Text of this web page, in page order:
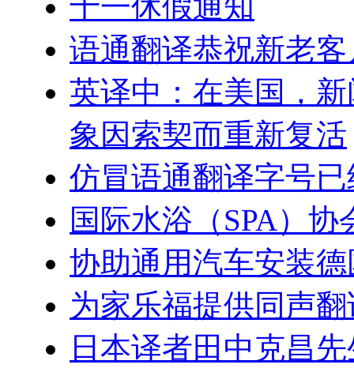
语通翻译恭祝新老
英译中：在美国，
象因索契而重新复活
仿冒语通翻译字号
国际水浴（SPA）
协助通用汽车安装
为家乐福提供同声
日本译者田中克昌